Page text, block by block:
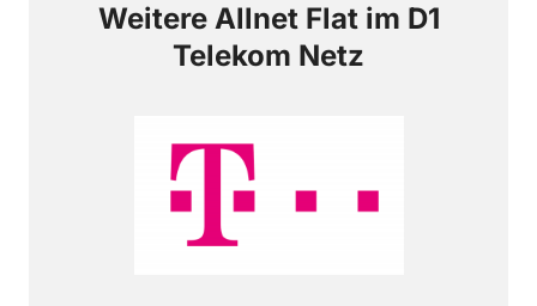
Weitere Allnet Flat im D1
Telekom Netz